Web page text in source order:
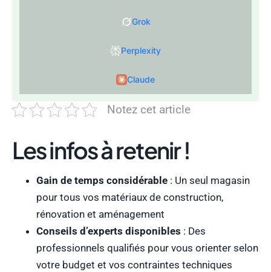
Grok
Perplexity
Claude
Notez cet article
Les infos à retenir !
Gain de temps considérable : Un seul magasin
pour tous vos matériaux de construction,
rénovation et aménagement
Conseils d’experts disponibles : Des
professionnels qualifiés pour vous orienter selon
votre budget et vos contraintes techniques